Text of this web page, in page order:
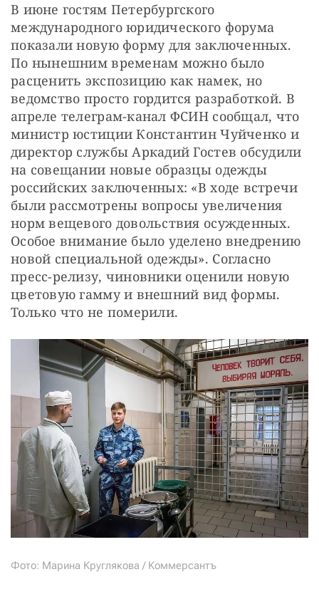
В июне гостям Петербургского
международного юридического форума
показали новую форму для заключенных.
По нынешним временам можно было
расценить экспозицию как намек, но
ведомство просто гордится разработкой. В
апреле телеграм-канал ФСИН сообщал, что
министр юстиции Константин Чуйченко и
директор службы Аркадий Гостев обсудили
на совещании новые образцы одежды
российских заключенных: «В ходе встречи
были рассмотрены вопросы увеличения
норм вещевого довольствия осужденных.
Особое внимание было уделено внедрению
новой специальной одежды». Согласно
пресс-релизу, чиновники оценили новую
цветовую гамму и внешний вид формы.
Только что не померили.
Фото: Марина Круглякова / Коммерсантъ